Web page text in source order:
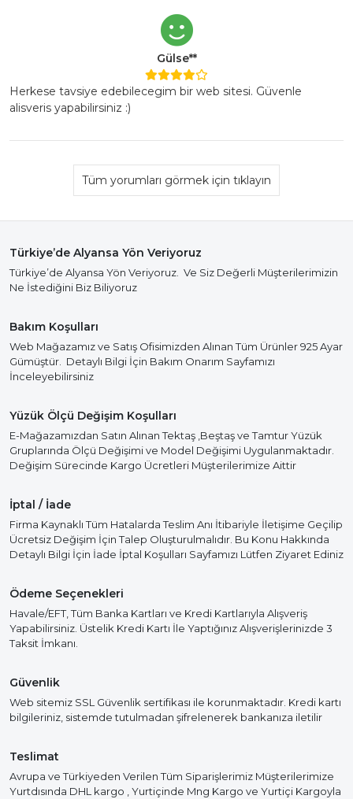
Gülse**
Herkese tavsiye edebilecegim bir web sitesi. Güvenle
alisveris yapabilirsiniz :)
Tüm yorumları görmek için tıklayın
Türkiye’de Alyansa Yön Veriyoruz
Türkiye’de Alyansa Yön Veriyoruz. Ve Siz Değerli Müşterilerimizin
Ne İstediğini Biz Biliyoruz
Bakım Koşulları
Web Mağazamız ve Satış Ofisimizden Alınan Tüm Ürünler 925 Ayar
Gümüştür. Detaylı Bilgi İçin Bakım Onarım Sayfamızı
İnceleyebilirsiniz
Yüzük Ölçü Değişim Koşulları
E-Mağazamızdan Satın Alınan Tektaş ,Beştaş ve Tamtur Yüzük
Gruplarında Ölçü Değişimi ve Model Değişimi Uygulanmaktadır.
Değişim Sürecinde Kargo Ücretleri Müşterilerimize Aittir
İptal / İade
Firma Kaynaklı Tüm Hatalarda Teslim Anı İtibariyle İletişime Geçilip
Ücretsiz Değişim İçin Talep Oluşturulmalıdır. Bu Konu Hakkında
Detaylı Bilgi İçin İade İptal Koşulları Sayfamızı Lütfen Ziyaret Ediniz
Ödeme Seçenekleri
Havale/EFT, Tüm Banka Kartları ve Kredi Kartlarıyla Alışveriş
Yapabilirsiniz. Üstelik Kredi Kartı İle Yaptığınız Alışverişlerinizde 3
Taksit İmkanı.
Güvenlik
Web sitemiz SSL Güvenlik sertifikası ile korunmaktadır. Kredi kartı
bilgileriniz, sistemde tutulmadan şifrelenerek bankanıza iletilir
Teslimat
Avrupa ve Türkiyeden Verilen Tüm Siparişlerimiz Müşterilerimize
Yurtdısında DHL kargo , Yurtiçinde Mng Kargo ve Yurtiçi Kargoyla